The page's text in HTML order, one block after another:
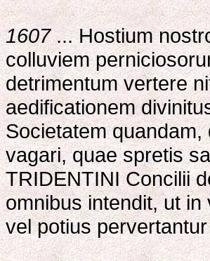
1607... Hostium
colluviem
detrimentum vertere
aedificationem
Societatem
vagari, quae spretis
TRIDENTINI Concilii
omnibus intendit, ut
vel potius